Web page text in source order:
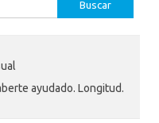
ayudado. Longitud.